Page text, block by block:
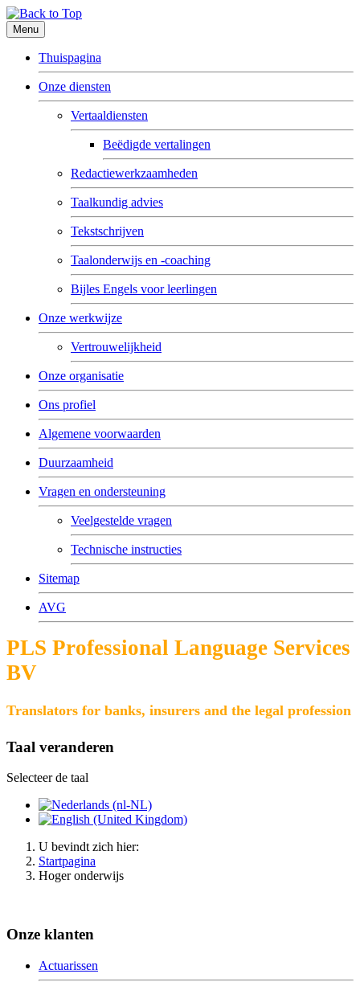
Menu
Thuispagina
Onze diensten
Vertaaldiensten
Beëdigde vertalingen
Redactiewerkzaamheden
Taalkundig advies
Tekstschrijven
Taalonderwijs en -coaching
Bijles Engels voor leerlingen
Onze werkwijze
Vertrouwelijkheid
Onze organisatie
Ons profiel
Algemene voorwaarden
Duurzaamheid
Vragen en ondersteuning
Veelgestelde vragen
Technische instructies
Sitemap
AVG
PLS Professional Language Services
BV
Translators for banks, insurers and the legal profession
Taal veranderen
Selecteer de taal
U bevindt zich hier:
Startpagina
Hoger onderwijs
Onze klanten
Actuarissen